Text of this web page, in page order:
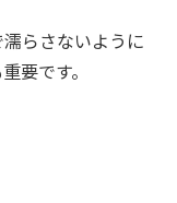
らさないように
要です。